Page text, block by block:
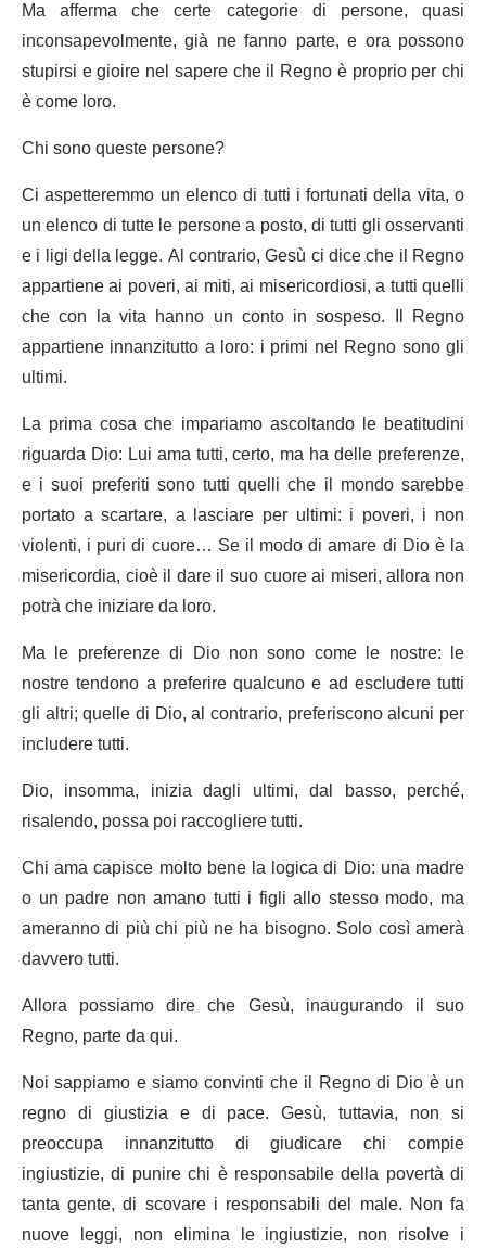
Ma afferma che certe categorie di persone, quasi
inconsapevolmente, già ne fanno parte, e ora possono
stupirsi e gioire nel sapere che il Regno è proprio per chi
è come loro.
Chi sono queste persone?
Ci aspetteremmo un elenco di tutti i fortunati della vita, o
un elenco di tutte le persone a posto, di tutti gli osservanti
e i ligi della legge. Al contrario, Gesù ci dice che il Regno
appartiene ai poveri, ai miti, ai misericordiosi, a tutti quelli
che con la vita hanno un conto in sospeso. Il Regno
appartiene innanzitutto a loro: i primi nel Regno sono gli
ultimi.
La prima cosa che impariamo ascoltando le beatitudini
riguarda Dio: Lui ama tutti, certo, ma ha delle preferenze,
e i suoi preferiti sono tutti quelli che il mondo sarebbe
portato a scartare, a lasciare per ultimi: i poveri, i non
violenti, i puri di cuore… Se il modo di amare di Dio è la
misericordia, cioè il dare il suo cuore ai miseri, allora non
potrà che iniziare da loro.
Ma le preferenze di Dio non sono come le nostre: le
nostre tendono a preferire qualcuno e ad escludere tutti
gli altri; quelle di Dio, al contrario, preferiscono alcuni per
includere tutti.
Dio, insomma, inizia dagli ultimi, dal basso, perché,
risalendo, possa poi raccogliere tutti.
Chi ama capisce molto bene la logica di Dio: una madre
o un padre non amano tutti i figli allo stesso modo, ma
ameranno di più chi più ne ha bisogno. Solo così amerà
davvero tutti.
Allora possiamo dire che Gesù, inaugurando il suo
Regno, parte da qui.
Noi sappiamo e siamo convinti che il Regno di Dio è un
regno di giustizia e di pace. Gesù, tuttavia, non si
preoccupa innanzitutto di giudicare chi compie
ingiustizie, di punire chi è responsabile della povertà di
tanta gente, di scovare i responsabili del male. Non fa
nuove leggi, non elimina le ingiustizie, non risolve i